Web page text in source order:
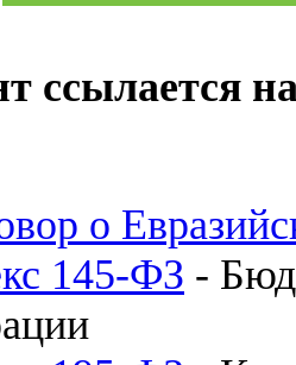
ссылается
о
145-ФЗ -